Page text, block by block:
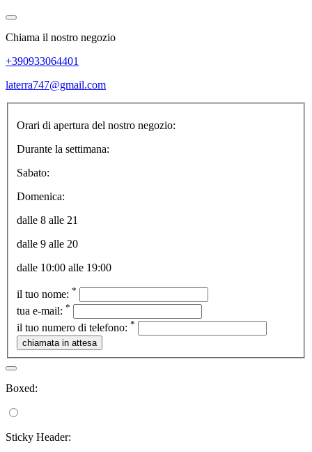
Chiama il nostro negozio
+390933064401
laterra747@gmail.com
Orari di apertura del nostro negozio:
Durante la settimana:
Sabato:
Domenica:
dalle 8 alle 21
dalle 9 alle 20
dalle 10:00 alle 19:00
il tuo nome: *
tua e-mail: *
il tuo numero di telefono: *
Boxed:
Sticky Header: